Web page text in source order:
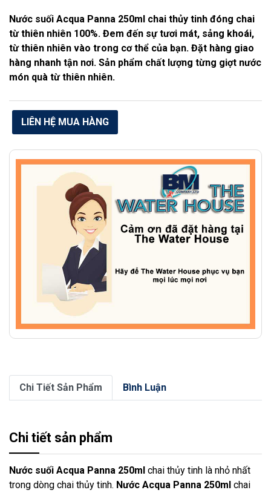
Nước suối Acqua Panna 250ml chai thủy tinh đóng chai
từ thiên nhiên 100%. Đem đến sự tươi mát, sảng khoái,
từ thiên nhiên vào trong cơ thể của bạn. Đặt hàng giao
hàng nhanh tận nơi. Sản phẩm chất lượng từng giợt nước
món quà từ thiên nhiên.
LIÊN HỆ MUA HÀNG
Chi Tiết Sản Phẩm Bình Luận
Chi tiết sản phẩm
Nước suối Acqua Panna 250ml chai thủy tinh là nhỏ nhất
trong dòng chai thủy tinh. Nước Acqua Panna 250ml chai